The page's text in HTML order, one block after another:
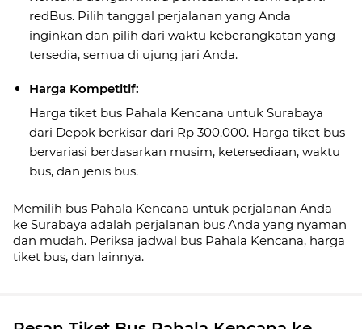
redBus. Pilih tanggal perjalanan yang Anda
inginkan dan pilih dari waktu keberangkatan yang
tersedia, semua di ujung jari Anda.
Harga Kompetitif:
Harga tiket bus Pahala Kencana untuk Surabaya
dari Depok berkisar dari Rp 300.000. Harga tiket bus
bervariasi berdasarkan musim, ketersediaan, waktu
bus, dan jenis bus.
Memilih bus Pahala Kencana untuk perjalanan Anda
ke Surabaya adalah perjalanan bus Anda yang nyaman
dan mudah. Periksa jadwal bus Pahala Kencana, harga
tiket bus, dan lainnya.